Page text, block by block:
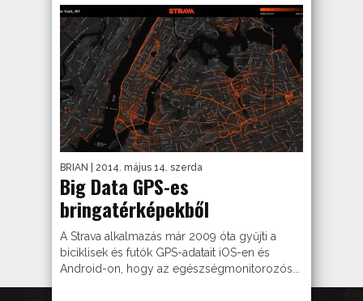
BRIAN | 2014. május 14. szerda
Big Data GPS-es
bringatérképekből
A Strava alkalmazás már 2009 óta gyűjti a
biciklisek és futók GPS-adatait iOS-en és
Android-on, hogy az egészségmonitorozós...